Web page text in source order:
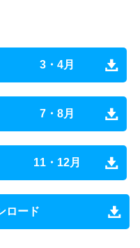
3・4月
7・8月
11・12月
ロード